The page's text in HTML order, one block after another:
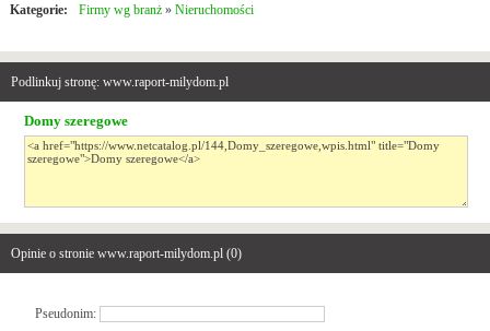
Kategorie:
Firmy wg branż» Nieruchomości
Podlinkuj stronę: www.raport-milydom.pl
Domy szeregowe
Opinie o stronie www.raport-milydom.pl (0)
Pseudonim: